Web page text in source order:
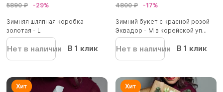
5890 ₽ -29%
Зимняя шляпная коробка
золотая - L
Нет в наличии В 1 клик
4800 ₽ -17%
Зимний букет с красной розой
Эквадор - М в корейской уп...
Нет в наличии В 1 клик